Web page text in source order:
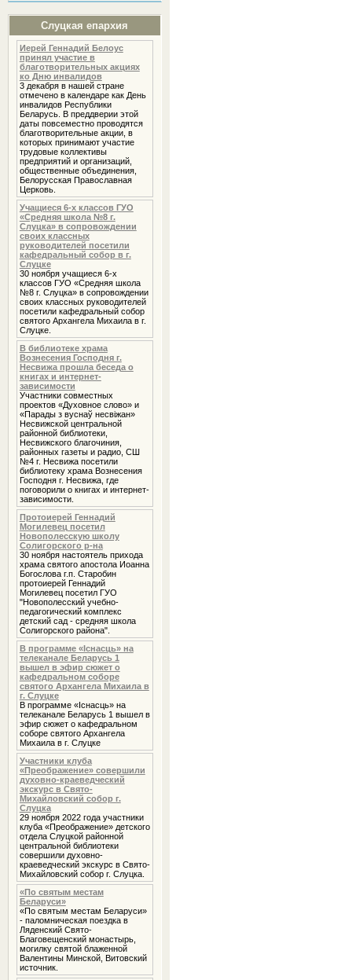
Слуцкая епархия
Иерей Геннадий Белоус
принял участие в
благотворительных акциях
ко Дню инвалидов
3 декабря в нашей стране
отмечено в календаре как День
инвалидов Республики
Беларусь. В преддверии этой
даты повсеместно проводятся
благотворительные акции, в
которых принимают участие
трудовые коллективы
предприятий и организаций,
общественные объединения,
Белорусская Православная
Церковь.
Учащиеся 6-х классов ГУО
«Средняя школа №8 г.
Слуцка» в сопровождении
своих классных
руководителей посетили
кафедральный собор в г.
Слуцке
30 ноября учащиеся 6-х
классов ГУО «Средняя школа
№8 г. Слуцка» в сопровождении
своих классных руководителей
посетили кафедральный собор
святого Архангела Михаила в г.
Слуцке.
В библиотеке храма
Вознесения Господня г.
Несвижа прошла беседа о
книгах и интернет-
зависимости
Участники совместных
проектов «Духовное слово» и
«Парады з вуснаў несвіжан»
Несвижской центральной
районной библиотеки,
Несвижского благочиния,
районных газеты и радио, СШ
№4 г. Несвижа посетили
библиотеку храма Вознесения
Господня г. Несвижа, где
поговорили о книгах и интернет-
зависимости.
Протоиерей Геннадий
Могилевец посетил
Новополесскую школу
Солигорского р-на
30 ноября настоятель прихода
храма святого апостола Иоанна
Богослова г.п. Старобин
протоиерей Геннадий
Могилевец посетил ГУО
"Новополесский учебно-
педагогический комплекс
детский сад - средняя школа
Солигорского района".
В программе «Iснасць» на
телеканале Беларусь 1
вышел в эфир сюжет о
кафедральном соборе
святого Архангела Михаила в
г. Слуцке
В программе «Iснасць» на
телеканале Беларусь 1 вышел в
эфир сюжет о кафедральном
соборе святого Архангела
Михаила в г. Слуцке
Участники клуба
«Преображение» совершили
духовно-краеведческий
экскурс в Свято-
Михайловский собор г.
Слуцка
29 ноября 2022 года участники
клуба «Преображение» детского
отдела Слуцкой районной
центральной библиотеки
совершили духовно-
краеведческий экскурс в Свято-
Михайловский собор г. Слуцка.
«По святым местам
Беларуси»
«По святым местам Беларуси»
- паломническая поездка в
Ляденский Свято-
Благовещенский монастырь,
могилку святой блаженной
Валентины Минской, Витовский
источник.